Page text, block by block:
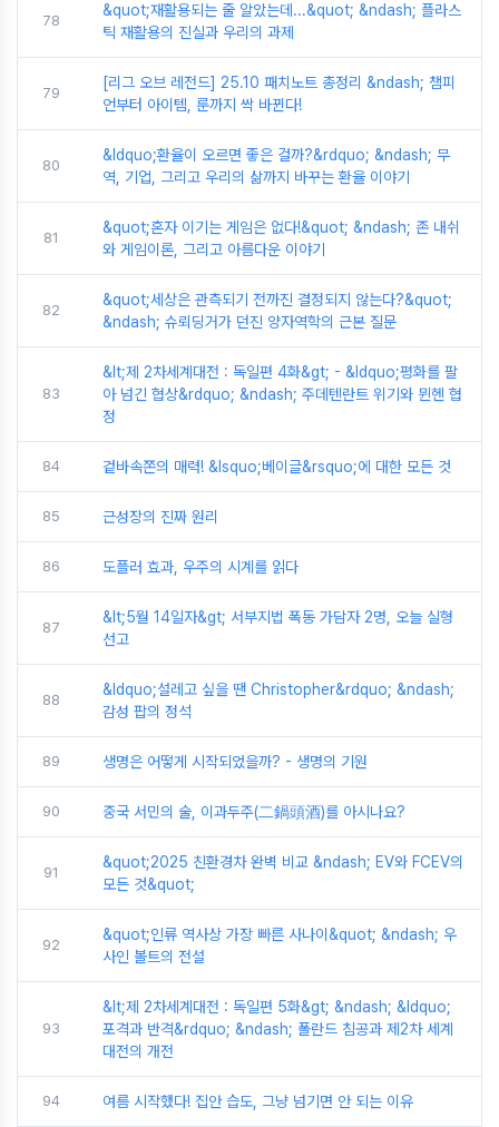
78
&quot;재활용되는 줄 알았는데...&quot; &ndash; 플라스
틱 재활용의 진실과 우리의 과제
79
[리그 오브 레전드] 25.10 패치노트 총정리 &ndash; 챔피
언부터 아이템, 룬까지 싹 바뀐다!
80
&ldquo;환율이 오르면 좋은 걸까?&rdquo; &ndash; 무
역, 기업, 그리고 우리의 삶까지 바꾸는 환율 이야기
81
&quot;혼자 이기는 게임은 없다!&quot; &ndash; 존 내쉬
와 게임이론, 그리고 아름다운 이야기
82
&quot;세상은 관측되기 전까진 결정되지 않는다?&quot;
&ndash; 슈뢰딩거가 던진 양자역학의 근본 질문
83
&lt;제 2차세계대전 : 독일편 4화&gt; - &ldquo;평화를 팔
아 넘긴 협상&rdquo; &ndash; 주데텐란트 위기와 뮌헨 협
정
84 겉바속쫀의 매력! &lsquo;베이글&rsquo;에 대한 모든 것
85 근성장의 진짜 원리
86 도플러 효과, 우주의 시계를 읽다
87
&lt;5월 14일자&gt; 서부지법 폭동 가담자 2명, 오늘 실형
선고
88
&ldquo;설레고 싶을 땐 Christopher&rdquo; &ndash;
감성 팝의 정석
89 생명은 어떻게 시작되었을까? - 생명의 기원
90 중국 서민의 술, 이과두주(二鍋頭酒)를 아시나요?
91
&quot;2025 친환경차 완벽 비교 &ndash; EV와 FCEV의
모든 것&quot;
92
&quot;인류 역사상 가장 빠른 사나이&quot; &ndash; 우
사인 볼트의 전설
93
&lt;제 2차세계대전 : 독일편 5화&gt; &ndash; &ldquo;
포격과 반격&rdquo; &ndash; 폴란드 침공과 제2차 세계
대전의 개전
94 여름 시작했다! 집안 습도, 그냥 넘기면 안 되는 이유